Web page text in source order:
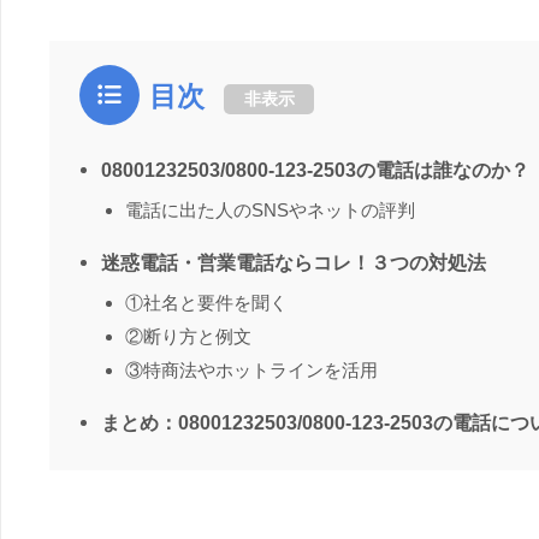
目次 非表示
08001232503/0800-123-2503の電話は誰なのか？
電話に出た人のSNSやネットの評判
迷惑電話・営業電話ならコレ！３つの対処法
①社名と要件を聞く
②断り方と例文
③特商法やホットラインを活用
まとめ：08001232503/0800-123-2503の電話につ